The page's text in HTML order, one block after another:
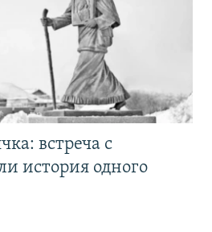
встреча с
история одного